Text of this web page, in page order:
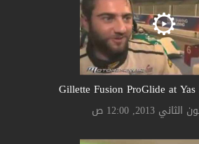
Gillette Fusion ProGlide at